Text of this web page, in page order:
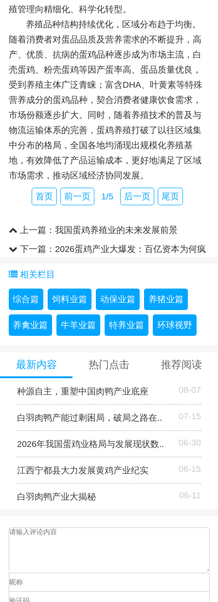
殖管理向精细化、科学化转型。
养殖品种结构持续优化，区域分布趋于均衡。
随着消费者对蛋品品质及营养需求的不断提升，高
产、优质、抗病的蛋鸡品种逐步成为市场主流，白
壳蛋鸡、粉壳蛋鸡等因产蛋率高、蛋品质量优良，
受到养殖主体广泛青睐；富含DHA、叶黄素等特殊
营养成分的蛋鸡品种，契合消费者健康饮食需求，
市场份额逐步扩大。同时，随着养殖技术的普及与
物流运输体系的完善，蛋鸡养殖打破了以往区域集
中分布的格局，全国各地均涌现出规模化养殖基
地，有效降低了产品运输成本，更好地满足了区域
市场需求，推动区域经济协同发展。
首页 前一页 1/5 后一页 尾页
上一篇： 我国蛋鸡养殖业的未来发展前景
下一篇： 2026蛋鸡产业大爆发：百亿资本为何疯
相关栏目
综合篇 饲料业篇 动保业篇 养猪业篇
养禽业篇 牛羊业篇 特养业篇 环球视野
最新内容 热门点击 推荐阅读
种源自主，重塑中国肉鸭产业底座 08-07
白羽肉鸭产能过剩困局，破局之路在.. 07-15
2026年我国蛋鸡业格局与发展现状数.. 06-30
江西宁都县大力发展黄鸡产业纪实 06-15
白羽肉鸭产业大揭秘 06-11